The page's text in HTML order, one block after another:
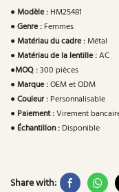
●Modèle : HM25481
●Genre : Femmes
●Matériau du cadre :Métal
●Matériau de la lentille :AC
●MOQ :300 pièces
●Marque :OEM et ODM
●Couleur : Personnalisable
● Paiement :Virement
● Échantillon : Disponible
Share with: